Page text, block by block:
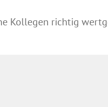
Kollegen richtig